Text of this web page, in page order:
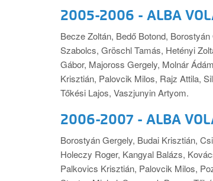
2005-2006 - ALBA
Becze Zoltán, Bedő Botond,
Szabolcs, Gröschl Tamás, Hetényi
Gábor, Majoross Gergely, Molnár
Krisztián, Palovcik Milos, Rajz Attila,
Tőkési Lajos, Vaszjunyin Artyom.
2006-2007 - ALBA
Borostyán Gergely, Budai Krisztián,
Holeczy Roger, Kangyal Balázs,
Palkovics Krisztián, Palovcik Milos,